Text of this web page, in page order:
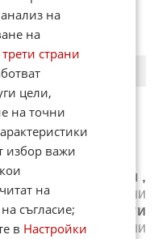
Световен футбол ,
Волейбол
Новини
,Новини
Други
,
Новини
на
на
страни
цели,
на точни
избор важи
на
съгласие;
в Настройки